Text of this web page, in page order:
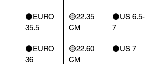
⚫️EURO
35.5
🟡22.35
CM
⚫️US 6.5-
7
⚫️EURO
36
🟡22.60
CM
⚫️US 7